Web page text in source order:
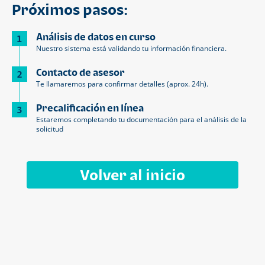
Próximos pasos:
1 Análisis de datos en curso
Nuestro sistema está validando tu información financiera.
2 Contacto de asesor
Te llamaremos para confirmar detalles (aprox. 24h).
3 Precalificación en línea
Estaremos completando tu documentación para el análisis de la
solicitud
Volver al inicio